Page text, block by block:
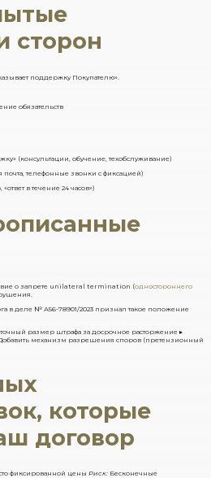
сторон
поддержку Покупателю».
обязательств
(консультации, обучение, техобслуживание)
телефонные звонки с фиксацией)
в течение 24 часов»)
о запрете unilateral termination (одностороннего
в деле № А56-78901/2023 признал такое положение
размер штрафа за досрочное расторжение ▸
механизм разрешения споров (претензионный
которые
договор
фиксированной цены Риск: Бесконечные